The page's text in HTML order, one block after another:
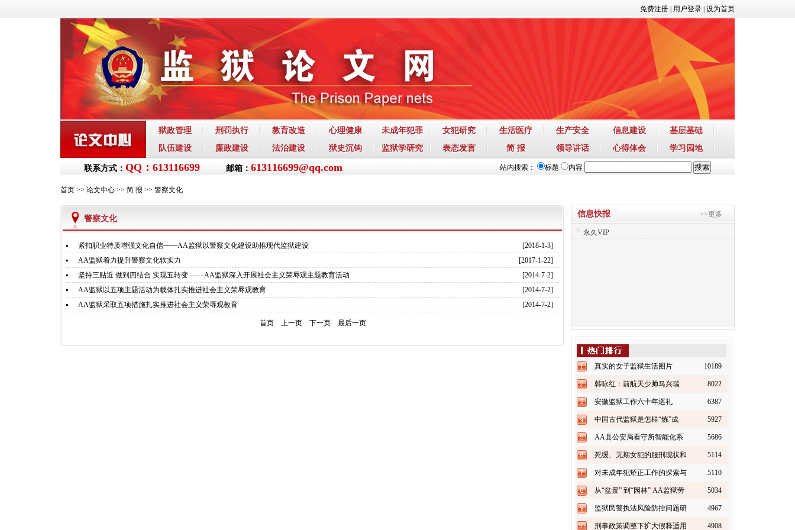
免费注册 用户登录 设为首页
狱政管理 刑罚执行 教育改造 心理健康 未成年犯罪 女犯研究 生活医疗 生产安全 信息建设
基层基础
队伍建设
廉政建设 法治建设 狱史沉钩 监狱学研究 表态发言 简 报 领导讲话 心得体会 学习园地
站内搜索： 标题 内容
联系方式： QQ：613116699 邮箱： 613116699@qq.com
首页 >> 论文中心 >> 简 报 >> 警察文化
警察文化
[2018-1-3]
紧扣职业特质增强文化自信━━AA监狱以警察文化建设助推现代监狱建设
[2017-1-22]
AA监狱着力提升警察文化软实力
[2014-7-2]
坚持三贴近 做到四结合 实现五转变 ——AA监狱深入开展社会主义荣辱观主题教育活动
[2014-7-2]
AA监狱以五项主题活动为载体扎实推进社会主义荣辱观教育
[2014-7-2]
AA监狱采取五项措施扎实推进社会主义荣辱观教育
首页 上一页 下一页 最后一页
>>更多
信息快报
永久VIP
10189
真实的女子监狱生活图片
8022
韩咏红：前航天少帅马兴瑞
也“失踪” 6387
安徽监狱工作六十年巡礼
（上） 5927
中国古代监狱是怎样“炼”成
的？ 5686
AA县公安局看守所智能化系
统建设方案书（上） 5114
死缓、无期女犯的服刑现状和
改造对策探析 5110
对未成年犯矫正工作的探索与
实践 5034
从“盆景” 到“园林” AA监狱劳
务加工业快速发展之路 4967
监狱民警执法风险防控问题研
究 4908
刑事政策调整下扩大假释适用